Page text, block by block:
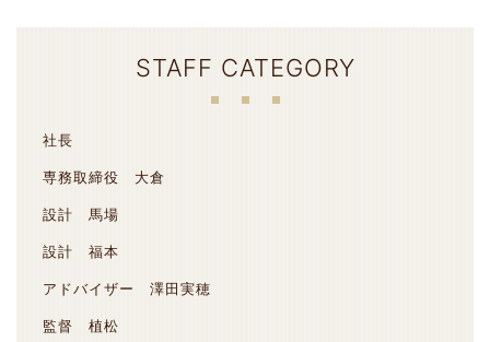
STAFF CATEGORY
社長
専務取締役 大倉
設計 馬場
設計 福本
アドバイザー 澤田実穂
監督 植松